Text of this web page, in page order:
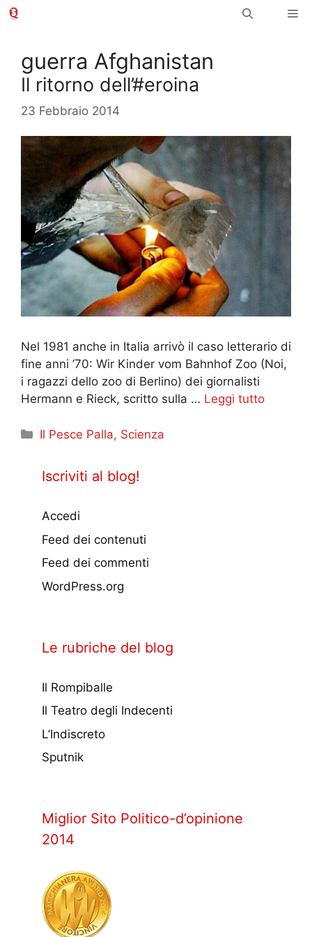
Vai
guerra Afghanistan
Il ritorno dell’#eroina
23 Febbraio 2014
Nel 1981 anche in Italia arrivò il caso letterario di
fine anni ’70: Wir Kinder vom Bahnhof Zoo (Noi,
i ragazzi dello zoo di Berlino) dei giornalisti
Hermann e Rieck, scritto sulla … Leggi tutto
Categorie
Il Pesce Palla, Scienza
Iscriviti al blog!
Accedi
Feed dei contenuti
Feed dei commenti
WordPress.org
Le rubriche del blog
Il Rompiballe
Il Teatro degli Indecenti
L’Indiscreto
Sputnik
Miglior Sito Politico-d’opinione
2014